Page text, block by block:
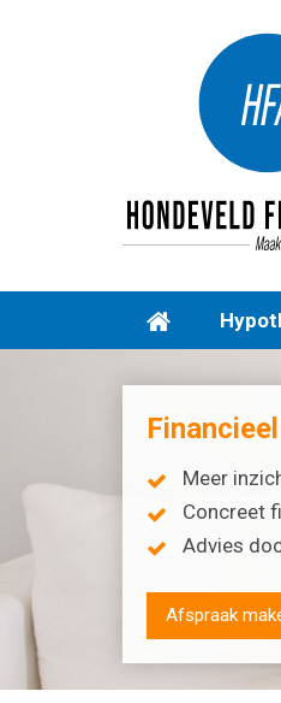
Meer
Concreet
Advies
Afspraak